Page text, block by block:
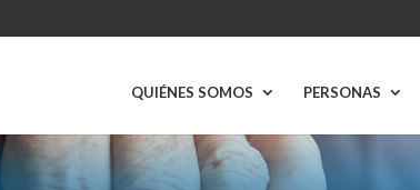
QUIÉNES SOMOS PERSONAS